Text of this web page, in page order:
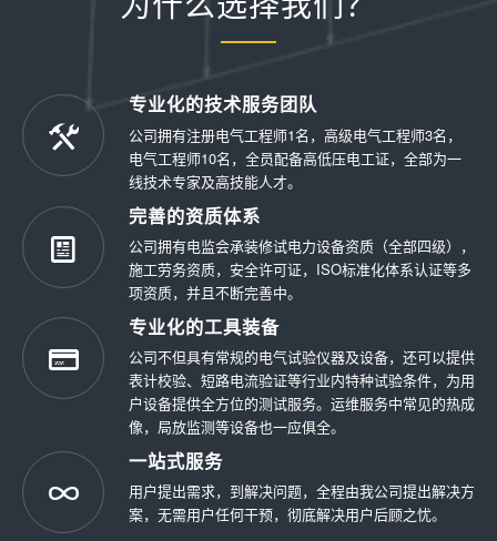
专业化的技术服务团队
公司拥有注册电气工程师1名，高级电气工程师3名，
电气工程师10名，全员配备高低压电工证，全部为一
线技术专家及高技能人才。
完善的资质体系
公司拥有电监会承装修试电力设备资质（全部四级），
施工劳务资质，安全许可证，ISO标准化体系认证等多
项资质，并且不断完善中。
专业化的工具装备
公司不但具有常规的电气试验仪器及设备，还可以提供
表计校验、短路电流验证等行业内特种试验条件，为用
户设备提供全方位的测试服务。运维服务中常见的热成
像，局放监测等设备也一应俱全。
一站式服务
用户提出需求，到解决问题，全程由我公司提出解决方
案，无需用户任何干预，彻底解决用户后顾之忧。